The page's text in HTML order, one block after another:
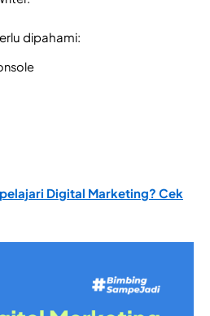
dipahami:
Digital Marketing? Cek